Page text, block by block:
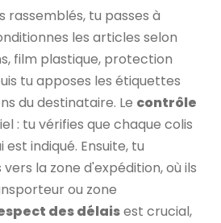
rassemblés, tu passes à
les articles selon
film plastique, protection
tu apposes les étiquettes
du destinataire. Le contrôle
: tu vérifies que chaque colis
indiqué. Ensuite, tu
la zone d'expédition, où ils
ou zone
des délaisest crucial,